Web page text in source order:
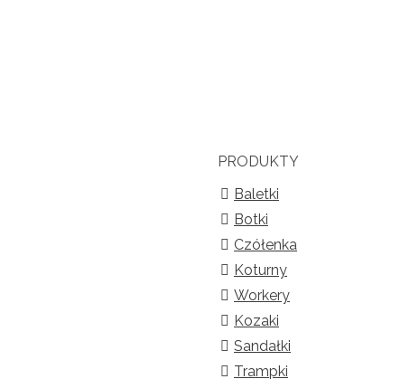
PRODUKTY
Baletki
Botki
Czółenka
Koturny
Workery
Kozaki
Sandałki
Trampki